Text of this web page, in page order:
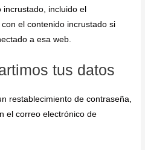
incluido el
el contenido incrustado si
a esa web.
tus datos
restablecimiento de contraseña,
el correo electrónico de